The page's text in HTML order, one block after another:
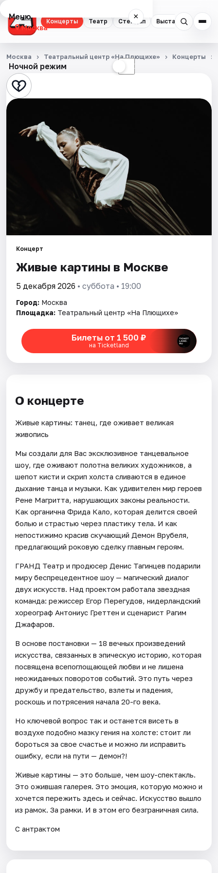
Концерты Театр Стендап Выставки
Меню ×
Москва
Концерты
Театр
Стендап
Выставки
Квесты
Площадки
Артисты
Рейтинги
Ночной режим ☾
Москва Театральный центр «На Плющихе» Концерты
Концерт
Живые картины в Москве
5 декабря 2026 • суббота • 19:00
Город: Москва
Площадка: Театральный центр «На Плющихе»
Билеты от 1 500 ₽
на Ticketland
О концерте
Живые картины: танец, где оживает великая
живопись
Мы создали для Вас эксклюзивное танцевальное
шоу, где оживают полотна великих художников, а
шепот кисти и скрип холста сливаются в единое
дыхание танца и музыки. Как удивителен мир героев
Рене Магритта, нарушающих законы реальности.
Как органична Фрида Кало, которая делится своей
болью и страстью через пластику тела. И как
непостижимо красив скучающий Демон Врубеля,
предлагающий роковую сделку главным героям.
ГРАНД Театр и продюсер Денис Тагинцев подарили
миру беспрецедентное шоу — магический диалог
двух искусств. Над проектом работала звездная
команда: режиссер Егор Перегудов, нидерландский
хореограф Антониус Греттен и сценарист Рагим
Джафаров.
В основе постановки — 18 вечных произведений
искусства, связанных в эпическую историю, которая
посвящена всепоглощающей любви и не лишена
неожиданных поворотов событий. Это путь через
дружбу и предательство, взлеты и падения,
роскошь и потрясения начала 20-го века.
Но ключевой вопрос так и останется висеть в
воздухе подобно мазку гения на холсте: стоит ли
бороться за свое счастье и можно ли исправить
ошибку, если на пути — демон?!
Живые картины — это больше, чем шоу-спектакль.
Это ожившая галерея. Это эмоция, которую можно и
хочется пережить здесь и сейчас. Искусство вышло
из рамок. За рамки. И в этом его безграничная сила.
С антрактом